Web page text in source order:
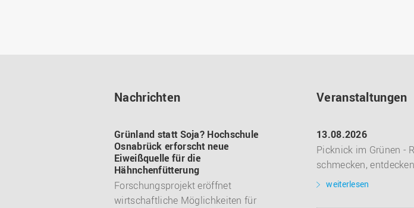
Nachrichten
Grünland statt Soja? Hochschule
Osnabrück erforscht neue
Eiweißquelle für die
Hähnchenfütterung
Forschungsprojekt eröffnet
wirtschaftliche Möglichkeiten für
Veranstaltungen
13.08.2026
Picknick im Grünen -
schmecken, entdecken
weiterlesen